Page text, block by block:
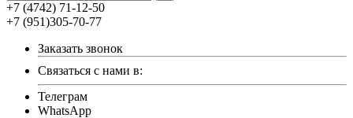
+7 (4742) 71-12-50
+7 (951)305-70-77
Заказать звонок
Связаться с нами в:
Телеграм
WhatsApp